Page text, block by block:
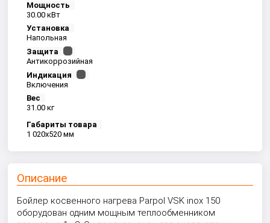
Мощность
30.00 кВт
Установка
Напольная
Защита
Антикоррозийная
Индикация
Включения
Вес
31.00 кг
Габариты товара
1 020x520 мм
Описание
Бойлер косвенного нагрева Parpol VSK inox 150
оборудован одним мощным теплообменником